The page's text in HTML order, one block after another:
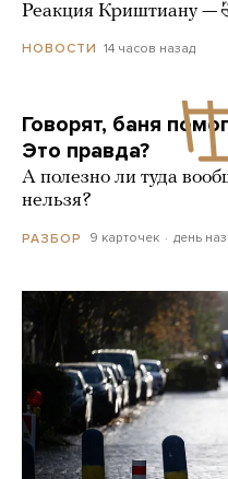
Реакция Криштиану —
НОВОСТИ 14 часов назад
Говорят, баня
Это правда?
А полезно ли туда
нельзя?
РАЗБОР 9 карточек день